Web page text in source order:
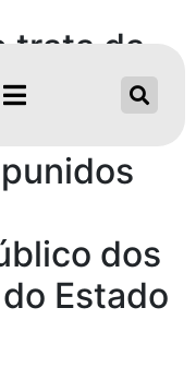
trata da
do
dos
Estado